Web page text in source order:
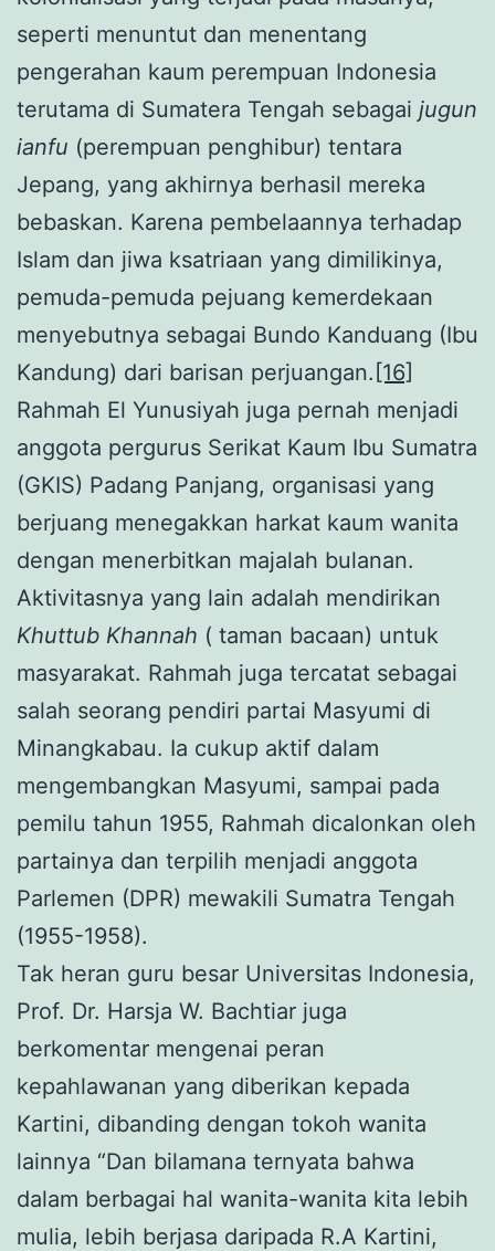
seperti menuntut dan menentang
pengerahan kaum perempuan Indonesia
terutama di Sumatera Tengah sebagai jugun
ianfu (perempuan penghibur) tentara
Jepang, yang akhirnya berhasil mereka
bebaskan. Karena pembelaannya terhadap
Islam dan jiwa ksatriaan yang dimilikinya,
pemuda-pemuda pejuang kemerdekaan
menyebutnya sebagai Bundo Kanduang (Ibu
Kandung) dari barisan perjuangan. [16]
Rahmah El Yunusiyah juga pernah menjadi
anggota pergurus Serikat Kaum Ibu Sumatra
(GKIS) Padang Panjang, organisasi yang
berjuang menegakkan harkat kaum wanita
dengan menerbitkan majalah bulanan.
Aktivitasnya yang lain adalah mendirikan
Khuttub Khannah ( taman bacaan) untuk
masyarakat. Rahmah juga tercatat sebagai
salah seorang pendiri partai Masyumi di
Minangkabau. Ia cukup aktif dalam
mengembangkan Masyumi, sampai pada
pemilu tahun 1955, Rahmah dicalonkan oleh
partainya dan terpilih menjadi anggota
Parlemen (DPR) mewakili Sumatra Tengah
(1955-1958).
Tak heran guru besar Universitas Indonesia,
Prof. Dr. Harsja W. Bachtiar juga
berkomentar mengenai peran
kepahlawanan yang diberikan kepada
Kartini, dibanding dengan tokoh wanita
lainnya “Dan bilamana ternyata bahwa
dalam berbagai hal wanita-wanita kita lebih
mulia, lebih berjasa daripada R.A Kartini,